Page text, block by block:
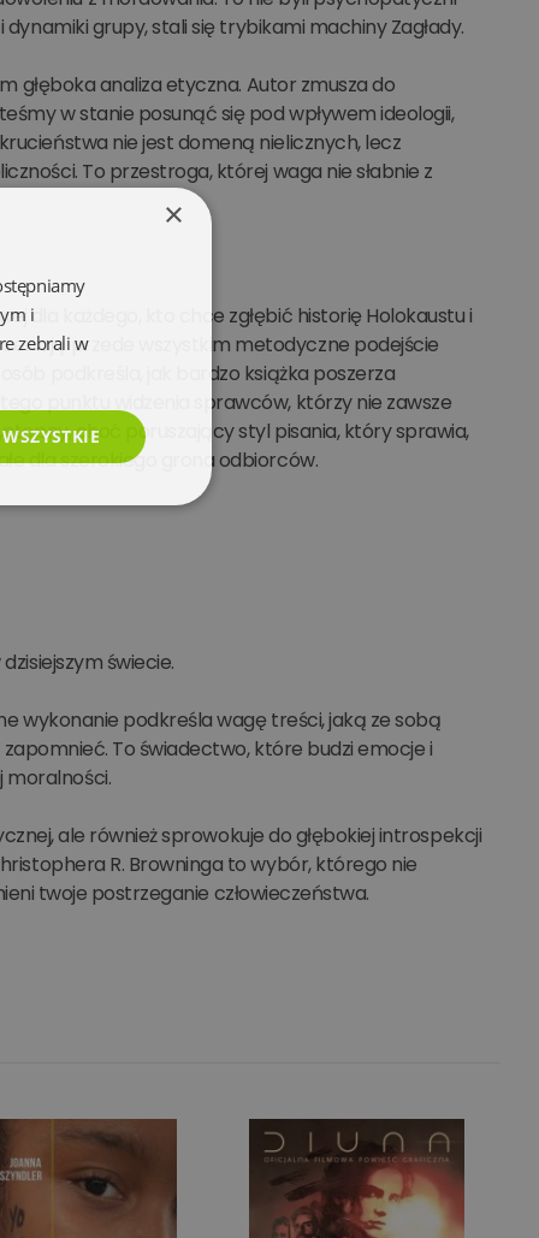
grupy, stali się trybikami machiny Zagłady.
głęboka analiza etyczna. Autor zmusza do
w stanie posunąć się pod wpływem ideologii,
nie jest domeną nielicznych, lecz
To przestroga, której waga nie słabnie z
dla każdego, kto chce zgłębić historię Holokaustu i
przede wszystkim metodyczne podejście
podkreśla, jak bardzo książka poszerza
punktu widzenia sprawców, którzy nie zawsze
choć poruszający styl pisania, który sprawia,
dla szerokiego grona odbiorców.
świecie.
wykonanie podkreśla wagę treści, jaką ze sobą
To świadectwo, które budzi emocje i
moralności.
ale również sprowokuje do głębokiej introspekcji
R. Browninga to wybór, którego nie
twoje postrzeganie człowieczeństwa.
×
i
zebrali w
i
przykładem jest
między stronami.